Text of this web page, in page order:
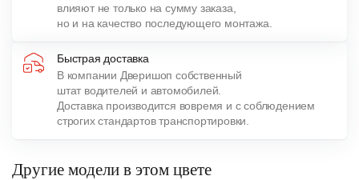
влияют не только на сумму заказа,
но и на качество последующего монтажа.
Быстрая доставка
В компании Дверишоп собственный
штат водителей и автомобилей.
Доставка производится вовремя и с соблюдением
строгих стандартов транспортировки.
Другие модели в этом цвете